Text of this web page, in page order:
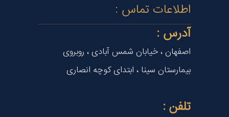
اطلاعات تماس :
آدرس :
اصفهان ، خیابان شمس آبادی ، روبروی
بیمارستان سینا ، ابتدای کوچه انصاری
تلفن :